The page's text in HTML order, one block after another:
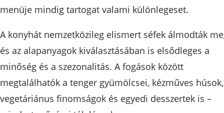
menüje mindig tartogat valami különlegeset.
A konyhát nemzetközileg elismert séfek álmodták
és az alapanyagok kiválasztásában is elsődleges a
minőség és a szezonalitás. A fogások között
megtalálhatók a tenger gyümölcsei, kézműves húsok,
vegetáriánus finomságok és egyedi desszertek is –